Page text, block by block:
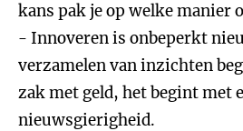
kans pak je op welke manier
- Innoveren is onbeperkt
verzamelen van inzichten
zak met geld, het begint met
nieuwsgierigheid.